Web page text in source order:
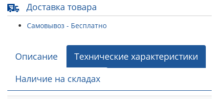
Доставка товара
Самовывоз - Бесплатно
Описание
Технические характеристики
Наличие на складах